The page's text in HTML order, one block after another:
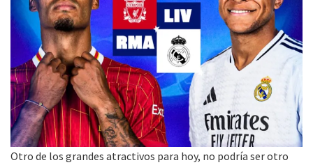
Otro de los grandes atractivos para hoy, no podría ser otro